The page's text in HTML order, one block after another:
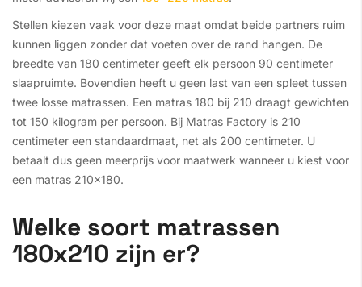
Stellen kiezen vaak voor deze maat omdat beide partners ruim
kunnen liggen zonder dat voeten over de rand hangen. De
breedte van 180 centimeter geeft elk persoon 90 centimeter
slaapruimte. Bovendien heeft u geen last van een spleet tussen
twee losse matrassen. Een matras 180 bij 210 draagt gewichten
tot 150 kilogram per persoon. Bij Matras Factory is 210
centimeter een standaardmaat, net als 200 centimeter. U
betaalt dus geen meerprijs voor maatwerk wanneer u kiest voor
een matras 210x180.
Welke soort matrassen
180x210 zijn er?